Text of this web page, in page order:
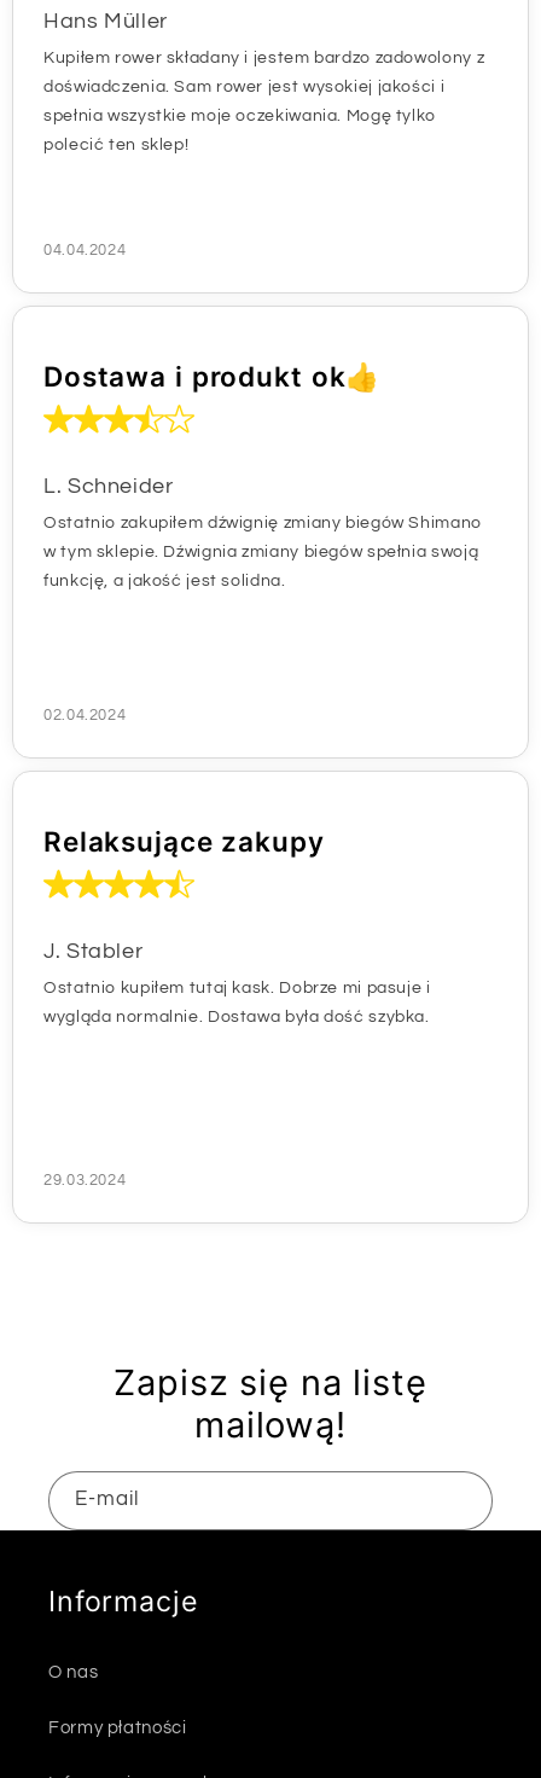
Hans Müller
Kupiłem rower składany i jestem bardzo zadowolony z
doświadczenia. Sam rower jest wysokiej jakości i
spełnia wszystkie moje oczekiwania. Mogę tylko
polecić ten sklep!
04.04.2024
Dostawa i produkt ok👍
L. Schneider
Ostatnio zakupiłem dźwignię zmiany biegów Shimano
w tym sklepie. Dźwignia zmiany biegów spełnia swoją
funkcję, a jakość jest solidna.
02.04.2024
Relaksujące zakupy
J. Stabler
Ostatnio kupiłem tutaj kask. Dobrze mi pasuje i
wygląda normalnie. Dostawa była dość szybka.
29.03.2024
Zapisz się na listę
mailową!
E-mail
Informacje
O nas
Formy płatności